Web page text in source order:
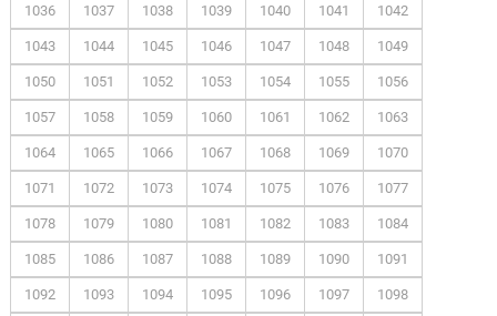
1036 1037 1038 1039 1040 1041 1042
1043 1044 1045 1046 1047 1048 1049
1050 1051 1052 1053 1054 1055 1056
1057 1058 1059 1060 1061 1062 1063
1064 1065 1066 1067 1068 1069 1070
1071 1072 1073 1074 1075 1076 1077
1078 1079 1080 1081 1082 1083 1084
1085 1086 1087 1088 1089 1090 1091
1092 1093 1094 1095 1096 1097 1098